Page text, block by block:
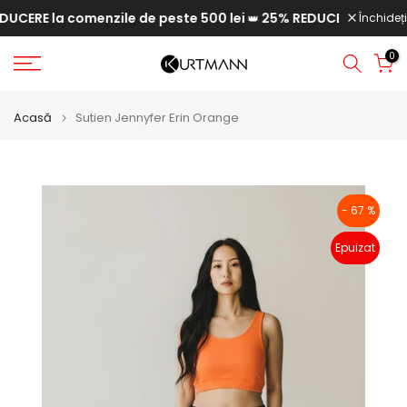
Săriți
la
conținut
la comenzile de peste 500 lei👑 25% REDUCERE laÎnchideți
0
Acasă Sutien Jennyfer Erin Orange
- 67 %
Epuizat